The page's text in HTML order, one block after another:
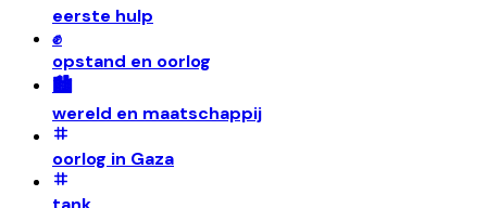
eerste hulp
✊
opstand en oorlog
🏙️
wereld en maatschappij
oorlog in Gaza